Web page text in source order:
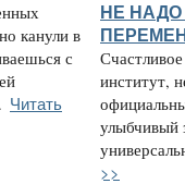
канули в
с
Читать
НЕ
институт,
улыбчивый
>>